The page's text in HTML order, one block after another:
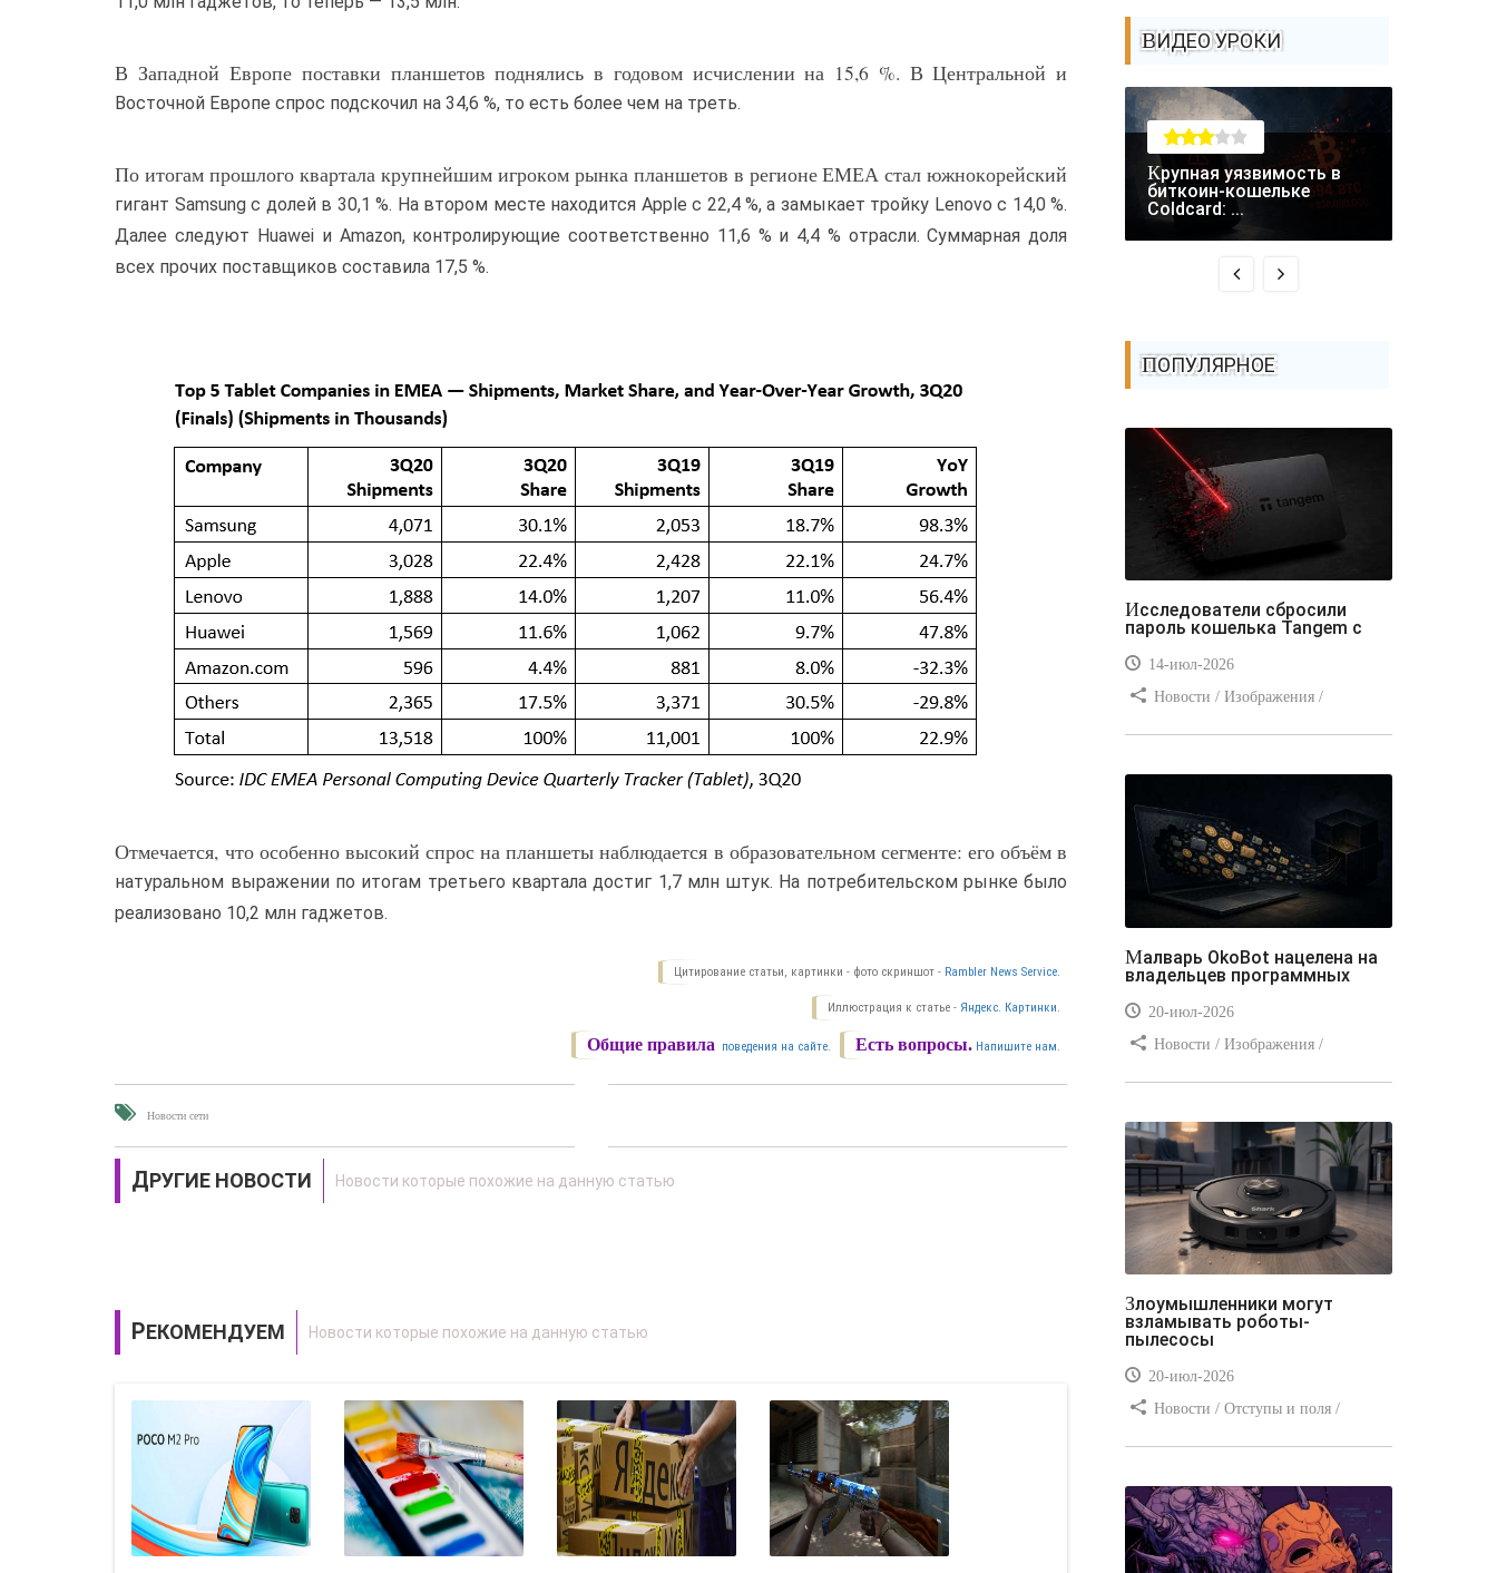
В Западной Европе поставки планшетов поднялись в годовом исчислении на 15,6 %. В Центральной и
Восточной Европе спрос подскочил на 34,6 %, то есть более чем на треть.
По итогам прошлого квартала крупнейшим игроком рынка планшетов в регионе ЕМЕА стал южнокорейский
гигант Samsung с долей в 30,1 %. На втором месте находится Apple с 22,4 %, а замыкает тройку Lenovo с 14,0 %.
Далее следуют Huawei и Amazon, контролирующие соответственно 11,6 % и 4,4 % отрасли. Суммарная доля
всех прочих поставщиков составила 17,5 %.
Отмечается, что особенно высокий спрос на планшеты наблюдается в образовательном сегменте: его объём в
натуральном выражении по итогам третьего квартала достиг 1,7 млн штук. На потребительском рынке было
реализовано 10,2 млн гаджетов.
Цитирование статьи, картинки - фото скриншот - Rambler News Service.
Иллюстрация к статье - Яндекс. Картинки.
Есть вопросы. Напишите нам.
Общие правила поведения на сайте.
Новости сети
ДРУГИЕ НОВОСТИ
РЕКОМЕНДУЕМ
ВИДЕО УРОКИ
Крупная уязвимость в
биткоин-кошельке
Coldcard: ...
ПОПУЛЯРНОЕ
Исследователи сбросили
пароль кошелька Tangem с
14-июл-2026
Новости / Изображения /
/ Вёрстка / Видео уроки
Малварь OkoBot нацелена на
владельцев программных
20-июл-2026
Новости / Изображения /
Самоучитель CSS / Линии и рамки /
Видео уроки / Заработок
Злоумышленники могут
взламывать роботы-
пылесосы
20-июл-2026
Новости / Отступы и поля /
/ Текст / Цвет / Видео уроки